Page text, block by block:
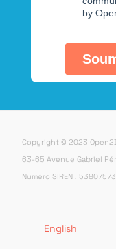
Copyright © 2023
63-65 Avenue Gabriel
Numéro SIREN :
English